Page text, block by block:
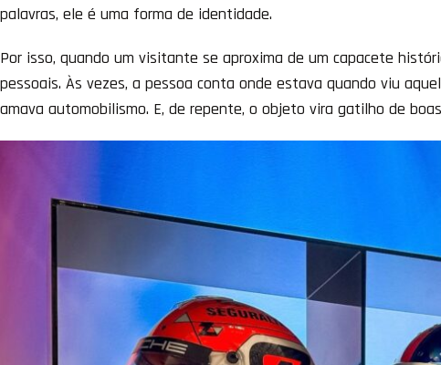
palavras, ele é uma forma de identidade.
Por isso, quando um visitante se aproxima de um capacete
pessoais. Às vezes, a pessoa conta onde estava quando viu
amava automobilismo. E, de repente, o objeto vira gatilho de